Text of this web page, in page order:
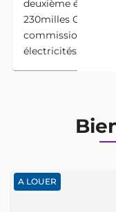
deuxième étage
230milles
commission
électricités Visite
A LOUER